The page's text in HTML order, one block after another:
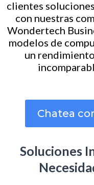
clientes
con nuestras
Wondertech
modelos de
un
Chatea
Soluciones